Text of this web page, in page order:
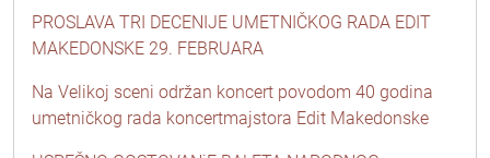
PROSLAVA TRI DECENIJE UMETNIČKOG RADA EDIT
MAKEDONSKE 29. FEBRUARA
Na Velikoj sceni održan koncert povodom 40 godina
umetničkog rada koncertmajstora Edit Makedonske